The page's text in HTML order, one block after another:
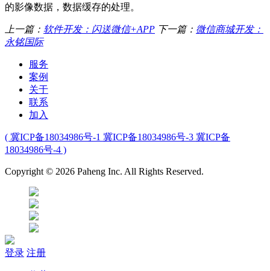
的影像数据，数据缓存的处理。
上一篇： 软件开发：闪送微信+APP 下一篇： 微信商城开发：
永铭国际
服务
案例
关于
联系
加入
( 冀ICP备18034986号-1 冀ICP备18034986号-3 冀ICP备
18034986号-4 )
Copyright © 2026 Paheng Inc. All Rights Reserved.
登录 注册